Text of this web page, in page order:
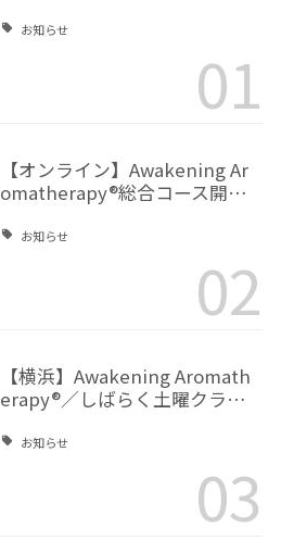
お知らせ
01
【オンライン】Awakening Ar
omatherapy®総合コース開…
お知らせ
02
【横浜】Awakening Aromath
erapy®／しばらく土曜クラ…
お知らせ
03